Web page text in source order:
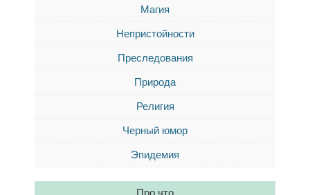
Магия
Непристойности
Преследования
Природа
Религия
Черный юмор
Эпидемия
Про что